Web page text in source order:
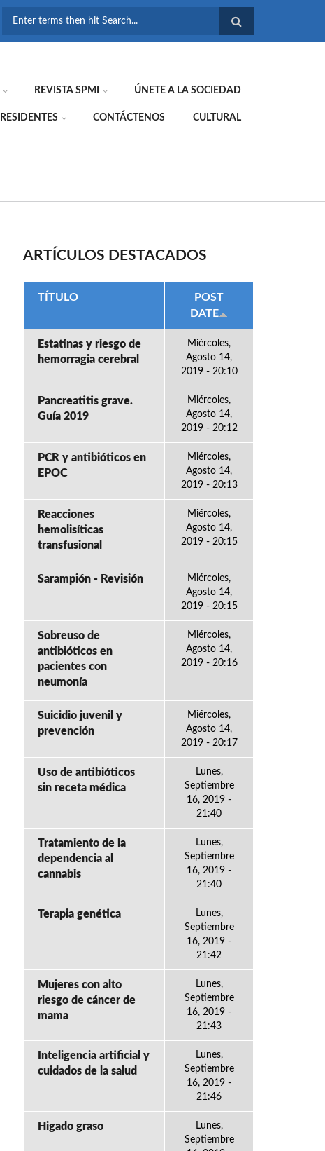
REVISTA SPMI ÚNETE A LA SOCIEDAD
RESIDENTES CONTÁCTENOS CULTURAL
ARTÍCULOS DESTACADOS
TÍTULO
POST
DATE
Estatinas y riesgo de
hemorragia cerebral
Miércoles,
Agosto 14,
2019 - 20:10
Pancreatitis grave.
Guía 2019
Miércoles,
Agosto 14,
2019 - 20:12
PCR y antibióticos en
EPOC
Miércoles,
Agosto 14,
2019 - 20:13
Reacciones
hemolisíticas
transfusional
Miércoles,
Agosto 14,
2019 - 20:15
Sarampión - Revisión
Miércoles,
Agosto 14,
2019 - 20:15
Sobreuso de
antibióticos en
pacientes con
neumonía
Miércoles,
Agosto 14,
2019 - 20:16
Suicidio juvenil y
prevención
Miércoles,
Agosto 14,
2019 - 20:17
Uso de antibióticos
sin receta médica
Lunes,
Septiembre
16, 2019 -
21:40
Tratamiento de la
dependencia al
cannabis
Lunes,
Septiembre
16, 2019 -
21:40
Terapia genética
Lunes,
Septiembre
16, 2019 -
21:42
Mujeres con alto
riesgo de cáncer de
mama
Lunes,
Septiembre
16, 2019 -
21:43
Inteligencia artificial y
cuidados de la salud
Lunes,
Septiembre
16, 2019 -
21:46
Higado graso
Lunes,
Septiembre